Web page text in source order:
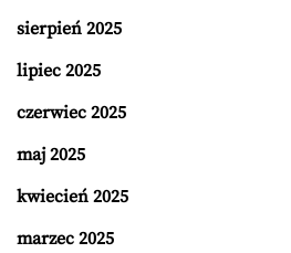
sierpień 2025
lipiec 2025
czerwiec 2025
maj 2025
kwiecień 2025
marzec 2025